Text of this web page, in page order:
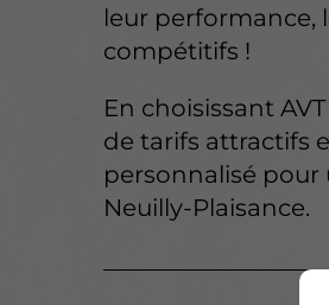
leur performance,
compétitifs !
En choisissant
de tarifs attractifs
personnalisé pour
Neuilly-Plaisance.